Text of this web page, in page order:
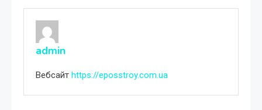
admin
Вебсайт https://eposstroy.com.ua